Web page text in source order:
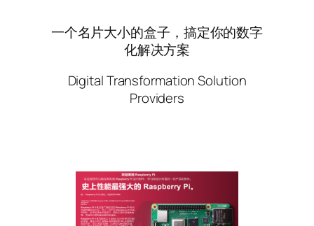
一个名片大小的盒子，搞定你的数字
化解决方案
Digital Transformation Solution
Providers